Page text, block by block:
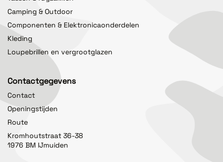
Camping & Outdoor
Componenten & Elektronicaonderdelen
Kleding
Loupebrillen en vergrootglazen
Contactgegevens
Contact
Openingstijden
Route
Kromhoutstraat 36-38
1976 BM IJmuiden